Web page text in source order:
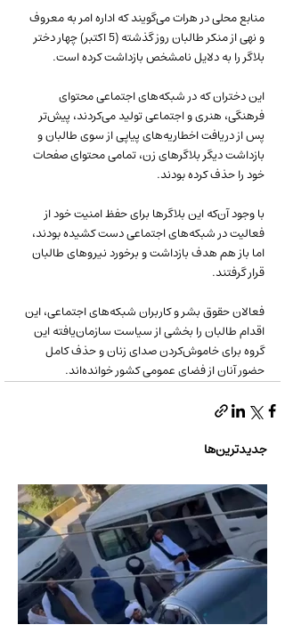
منابع محلی در هرات می‌گویند که اداره امر به معروف
و نهی از منکر طالبان روز گذشته (5 اکتبر) چهار دختر
بلاگر را به دلایل نامشخص بازداشت کرده است.
این دختران که در شبکه‌های اجتماعی محتوای
فرهنگی، هنری و اجتماعی تولید می‌کردند، پیش‌تر
پس از دریافت اخطاریه‌های پیاپی از سوی طالبان و
بازداشت دیگر بلاگرهای زن، تمامی محتوای صفحات
خود را حذف کرده بودند.
با وجود آن‌که این بلاگرها برای حفظ امنیت خود از
فعالیت در شبکه‌های اجتماعی دست کشیده بودند،
اما باز هم هدف بازداشت و برخورد نیروهای طالبان
قرار گرفتند.
فعالان حقوق بشر و کاربران شبکه‌های اجتماعی، این
اقدام طالبان را بخشی از سیاست سازمان‌یافته این
گروه برای خاموش‌کردن صدای زنان و حذف کامل
حضور آنان از فضای عمومی کشور خوانده‌اند.
جدیدترین‌ها